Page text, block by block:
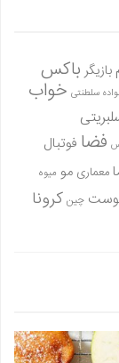
بازیگر باکس
سلطنتی خواب
فضا فوتبال
معماری مو میوه
چین کرونا